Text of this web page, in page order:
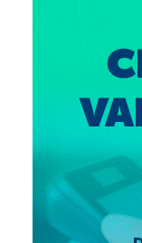
Fiscalização
Legislações
Decisões
Portarias
Resoluções